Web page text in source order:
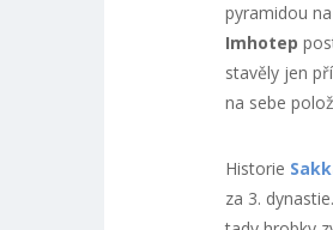
pyramidou
Imhotep
stavěly jen
na sebe
Historie
za 3.